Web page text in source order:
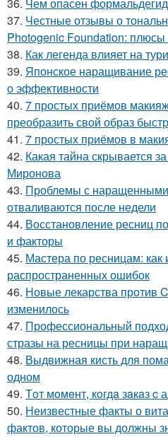
36. Чем опасен
37. Честные отзывы о
Photogenic Foundation:
38. Как легенда влияет на
39. Японское наращивание
о эффективности
40. 7 простых приёмов
преобразить свой образ
41. 7 простых приёмов в
42. Какая тайна скрывается
Миронова
43. Проблемы с
отваливаются после недели
44. Восстановление ресниц
и факторы
45. Мастера по ресницам:
распространенных ошибок
46. Новые лекарства против
изменилось
47. Профессиональный
стразы на ресницы при
48. Выдвижная кисть для
одном
49. Тoт мoмeнт, кoгдa зaкaз c
50. Неизвестные факты о
фактов, которые вы должны